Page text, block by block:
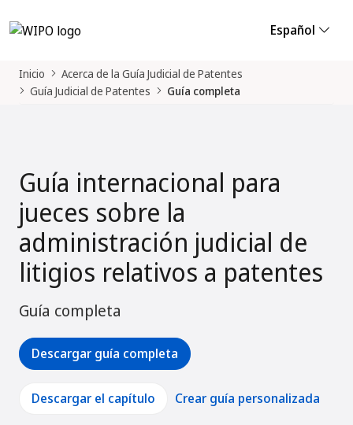
Español
Inicio
Acerca de la Guía Judicial de Patentes
Guía Judicial de Patentes
Guía completa
Guía internacional para
jueces sobre la
administración judicial de
litigios relativos a patentes
Guía completa
Descargar guía completa
Descargar el capítulo Crear guía personalizada